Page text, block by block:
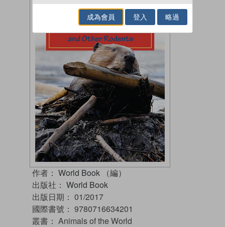
作者： World Book （編）
出版社： World Book
出版日期： 01/2017
國際書號： 9780716634201
叢書： Animals of the World
成為會員 登入 略過